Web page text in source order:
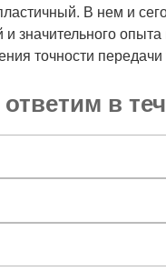
В нем и
и значительного
точности
в